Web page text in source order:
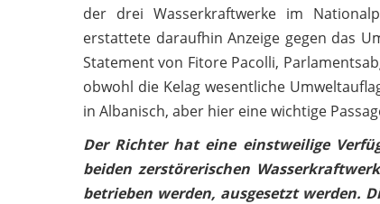
der drei Wasserkraftwerke im
erstattete daraufhin Anzeige gegen das
Statement von Fitore Pacolli,
obwohl die Kelag wesentliche
in Albanisch, aber hier eine wichtige
Der Richter hat eine einstweilige
beiden zerstörerischen
betrieben werden, ausgesetzt werden.